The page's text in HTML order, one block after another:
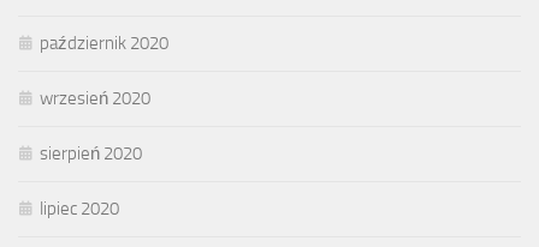
październik 2020
wrzesień 2020
sierpień 2020
lipiec 2020